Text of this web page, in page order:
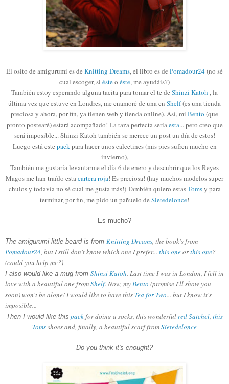
El osito de amigurumi es de Knitting Dreams, el libro es de Pomadour24 (no sé
cual escoger, si ésteo éste,me ayudáis?)
También estoy esperando alguna tacita para tomar el te de Shinzi Katoh , la
última vez que estuve en Londres, me enamoré de una en Shelf(es una tienda
preciosa y ahora, por fin, ya tienen web y tienda online). Así, mi Bento (que
pronto postearé) estará acompañado! La taza perfecta seríaesta... pero creo que
será imposible... Shinzi Katoh también se merece un post un día de estos!
Luego está este packpara hacer unos calcetines (mis pies sufren mucho en
invierno),
También me gustaría levantarme el día 6 de enero y descubrir que los Reyes
Magos me han traído estacartera roja! Es preciosa! (hay muchos modelos super
chulos y todavía no sé cual me gusta más!) También quiero estasTomsy para
terminar, por fin, me pido un pañuelo de Sietedelonce!
Es mucho?
The amigurumi little beard is from Knitting Dreams, the book's from
Pomadour24, but I still don't know which one I prefer... this oneorthis one?
(could you help me?)
I also would like a mug from Shinzi Katoh. Last time I was in London, I fell in
love with a beautiful one fromShelf. Now, myBento (promise I'll show you
soon) won't be alone! I would like to have this Tea for Two... but I know it's
imposible...
Then I would like this packfor doing a socks, this wonderfulred Satchel, this
Tomsshoes and, finally, a beautiful scarf fromSietedelonce
Do you think it's enought?